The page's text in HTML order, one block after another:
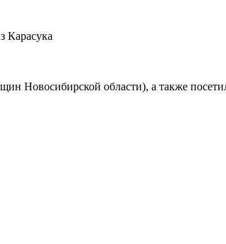
Карасука
Новосибирской области), а также